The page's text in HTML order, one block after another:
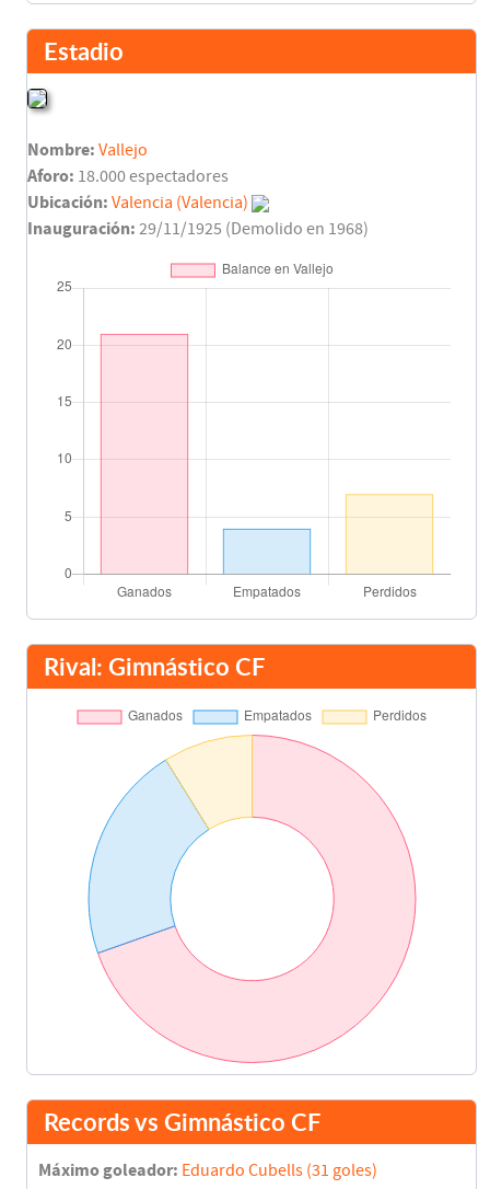
Estadio
Nombre: Vallejo
Aforo: 18.000 espectadores
Ubicación: Valencia (Valencia)
Inauguración: 29/11/1925 (Demolido en 1968)
Rival: Gimnástico CF
Records vs Gimnástico CF
Máximo goleador: Eduardo Cubells (31 goles)